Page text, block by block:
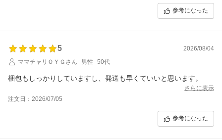
参考になった
5
2026/08/04
ママチャリＯＹＧさん
男性 50代
梱包もしっかりしていますし、発送も早くていいと思います。
さらに表示
注文日：2026/07/05
参考になった